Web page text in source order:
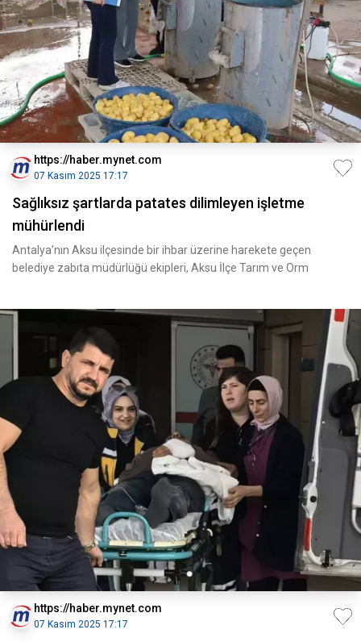
https://haber.mynet.com
07 Kasım 2025 17:17
Sağlıksız şartlarda patates dilimleyen işletme
mühürlendi
Antalya’nın Aksu ilçesinde bir ihbar üzerine harekete geçen
belediye zabıta müdürlüğü ekipleri, Aksu İlçe Tarım ve Orm
https://haber.mynet.com
07 Kasım 2025 17:17